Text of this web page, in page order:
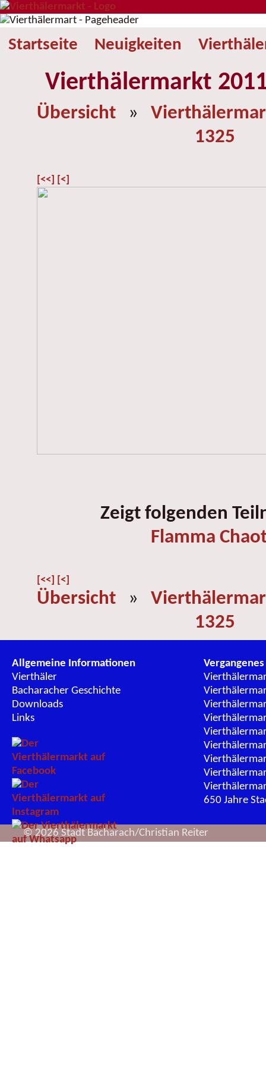
Startseite Neuigkeiten
Vierthälermarkt
Übersicht »
1325
[<<] [<]
Zeigt folgenden
Flamma
[<<] [<]
Übersicht »
1325
Allgemeine Informationen
Vierthäler
Bacharacher Geschichte
Downloads
Links
Vergangenes
650 Jahre
© 2026 Stadt Bacharach/Christian Reiter